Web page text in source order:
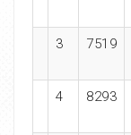
3 7519
4 8293